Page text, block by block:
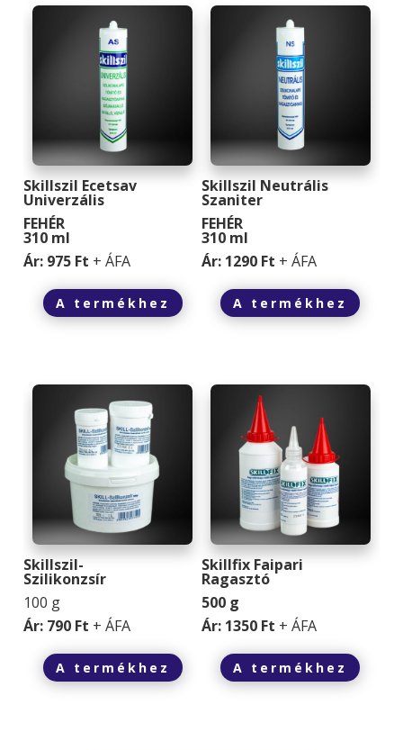
Skillszil Ecetsav
Univerzális
FEHÉR
310 ml
Ár: 975 Ft + ÁFA
A termékhez
Skillszil Neutrális
Szaniter
FEHÉR
310 ml
Ár: 1290 Ft + ÁFA
A termékhez
Skillszil-
Szilikonzsír
100 g
Ár: 790 Ft + ÁFA
A termékhez
Skillfix Faipari
Ragasztó
500 g
Ár: 1350 Ft + ÁFA
A termékhez